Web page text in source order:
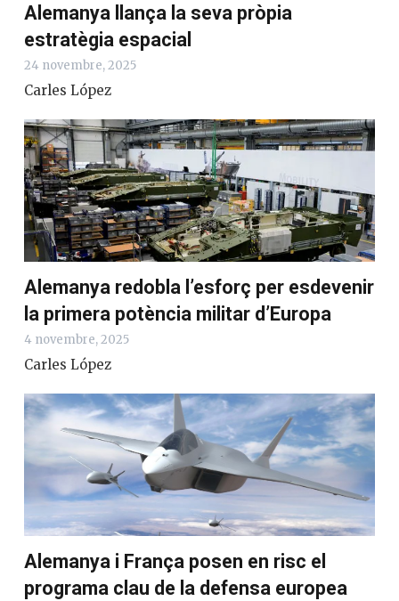
Alemanya llança la seva pròpia
estratègia espacial
24 novembre, 2025
Carles López
Alemanya redobla l’esforç per esdevenir
la primera potència militar d’Europa
4 novembre, 2025
Carles López
Alemanya i França posen en risc el
programa clau de la defensa europea